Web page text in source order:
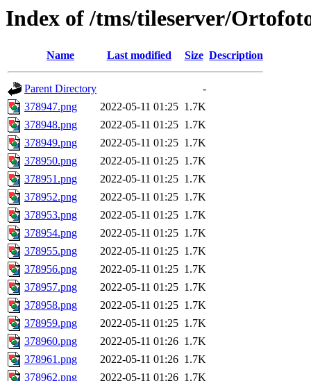
Index of /tms/tileserver/
Name Last modified Size Description
Parent Directory
-
378947.png
2022-05-11 01:25 1.7K
378948.png
2022-05-11 01:25 1.7K
378949.png
2022-05-11 01:25 1.7K
378950.png
2022-05-11 01:25 1.7K
378951.png
2022-05-11 01:25 1.7K
378952.png
2022-05-11 01:25 1.7K
378953.png
2022-05-11 01:25 1.7K
378954.png
2022-05-11 01:25 1.7K
378955.png
2022-05-11 01:25 1.7K
378956.png
2022-05-11 01:25 1.7K
378957.png
2022-05-11 01:25 1.7K
378958.png
2022-05-11 01:25 1.7K
378959.png
2022-05-11 01:25 1.7K
378960.png
2022-05-11 01:26 1.7K
378961.png
2022-05-11 01:26 1.7K
378962.png
2022-05-11 01:26 1.7K